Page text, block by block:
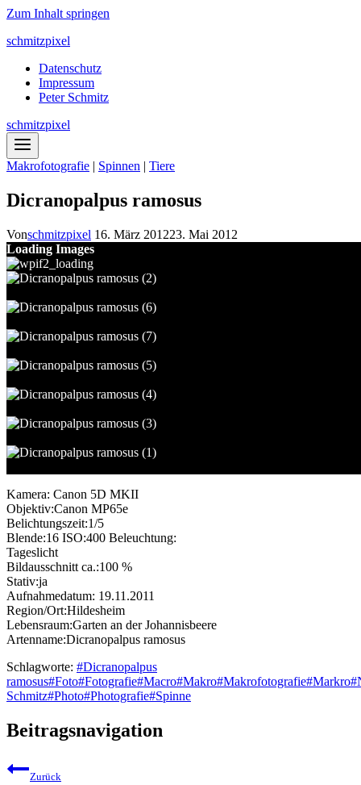
Zum Inhalt springen
schmitzpixel
Datenschutz
Impressum
Peter Schmitz
schmitzpixel
Makrofotografie | Spinnen | Tiere
Dicranopalpus ramosus
Vonschmitzpixel 16. März 201223. Mai 2012
Loading Images
Kamera: Canon 5D MKII
Objektiv:Canon MP65e
Belichtungszeit:1/5
Blende:16 ISO:400 Beleuchtung:
Tageslicht
Bildausschnitt ca.:100 %
Stativ:ja
Aufnahmedatum: 19.11.2011
Region/Ort:Hildesheim
Lebensraum:Garten an der Johannisbeere
Artenname:Dicranopalpus ramosus
Schlagworte: #Dicranopalpus
ramosus#Foto#Fotografie#Macro#Makro#Makrofotografie#Markro#
Schmitz#Photo#Photografie#Spinne
Beitragsnavigation
Zurück